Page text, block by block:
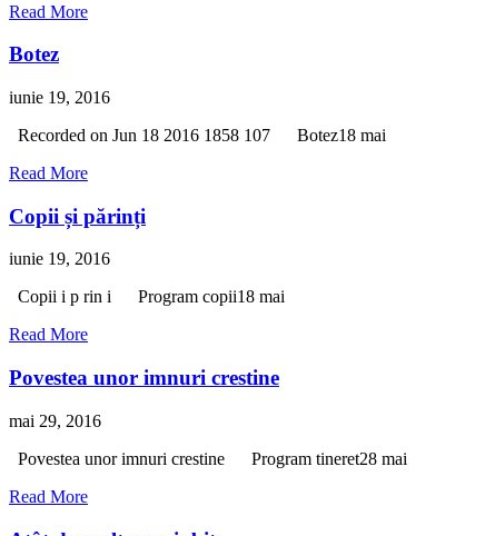
Read More
Botez
iunie 19, 2016
Recorded on Jun 18 2016 1858 107 Botez18 mai
Read More
Copii și părinți
iunie 19, 2016
Copii i p rin i Program copii18 mai
Read More
Povestea unor imnuri crestine
mai 29, 2016
Povestea unor imnuri crestine Program tineret28 mai
Read More